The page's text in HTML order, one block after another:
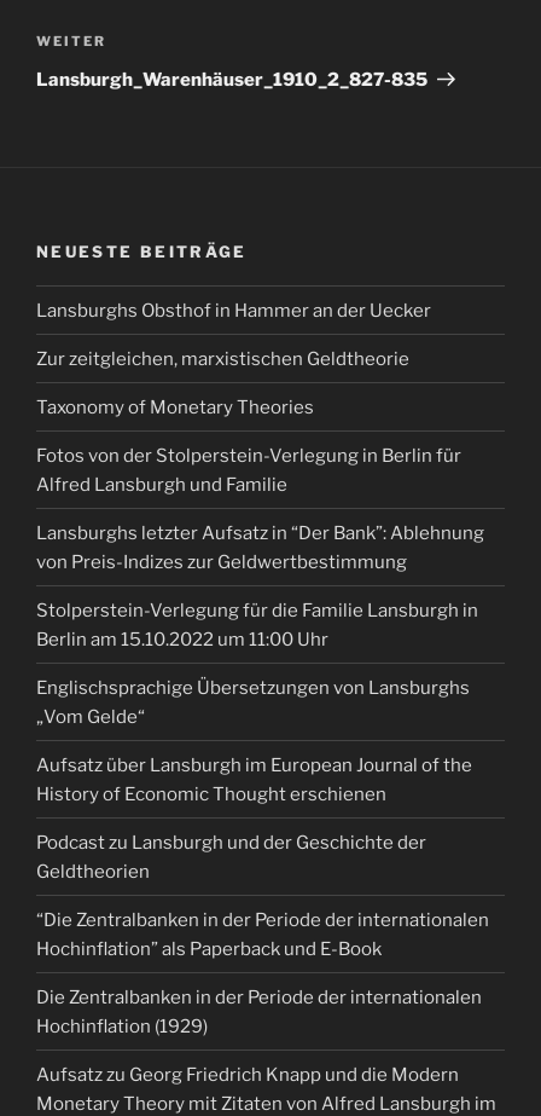
Nächster
Beitrag
WEITER
Lansburgh_Warenhäuser_1910_2_827-835
NEUESTE BEITRÄGE
Lansburghs Obsthof in Hammer an der Uecker
Zur zeitgleichen, marxistischen Geldtheorie
Taxonomy of Monetary Theories
Fotos von der Stolperstein-Verlegung in Berlin für
Alfred Lansburgh und Familie
Lansburghs letzter Aufsatz in “Der Bank”: Ablehnung
von Preis-Indizes zur Geldwertbestimmung
Stolperstein-Verlegung für die Familie Lansburgh in
Berlin am 15.10.2022 um 11:00 Uhr
Englischsprachige Übersetzungen von Lansburghs
„Vom Gelde“
Aufsatz über Lansburgh im European Journal of the
History of Economic Thought erschienen
Podcast zu Lansburgh und der Geschichte der
Geldtheorien
“Die Zentralbanken in der Periode der internationalen
Hochinflation” als Paperback und E-Book
Die Zentralbanken in der Periode der internationalen
Hochinflation (1929)
Aufsatz zu Georg Friedrich Knapp und die Modern
Monetary Theory mit Zitaten von Alfred Lansburgh im